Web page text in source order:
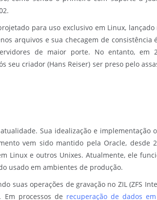
para uso exclusivo em Linux, lançado
arquivos e sua checagem de consistência
de maior porte. No entanto, em
seu criador (Hans Reiser) ser preso pelo
Sua idealização e implementação
vem sido mantido pela Oracle, desde
Linux e outros Unixes. Atualmente, ele
usado em ambientes de produção.
suas operações de gravação no ZIL (ZFS
processos de recuperação de dados em